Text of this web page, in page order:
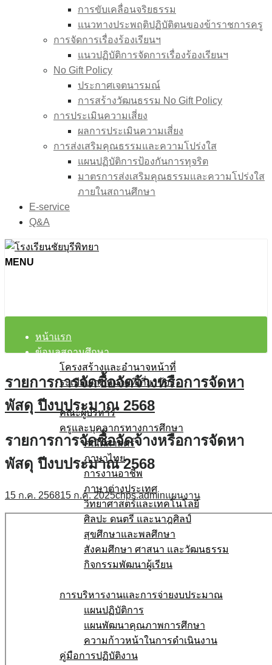
การขับเคลื่อนจริยธรรม
แนวทางประพฤติปฏิบัติตนของข้าราชการครู
การจัดการเรื่องร้องเรียนฯ
แนวปฏิบัติการจัดการเรื่องร้องเรียนฯ
No Gift Policy
ประกาศเจตนารมณ์
การสร้างวัฒนธรรม No Gift Policy
การประเมินความเสี่ยง
ผลการประเมินความเสี่ยง
การส่งเสริมคุณธรรมและความโปร่งใส
แผนปฏิบัติการป้องกันการทุจริต
มาตรการส่งเสริมคุณธรรมเเละความโปร่งใส
ภายในสถานศึกษา
E-service
Q&A
MENU
หน้าแรก
ข้อมูลสถานศึกษา
โครงสร้างและอำนาจหน้าที่
ระเบียบ/กฎหมายที่เกี่ยวข้อง
บุคลากร
คณะผู้บริหาร
ครูและบุคลากรทางการศึกษา
คณิตศาสตร์
ภาษาไทย
การงานอาชีพ
ภาษาต่างประเทศ
วิทยาศาสตร์และเทคโนโลยี
ศิลปะ ดนตรี และนาฎศิลป์
สุขศึกษาและพลศึกษา
สังคมศึกษา ศาสนา และวัฒนธรรม
กิจกรรมพัฒนาผู้เรียน
การบริหารงานและการจ่ายงบประมาณ
แผนปฏิบัติการ
แผนพัฒนาคุณภาพการศึกษา
ความก้าวหน้าในการดำเนินงาน
คู่มือการปฏิบัติงาน
รายการการจัดซื้อจัดจ้างหรือการจัดหา
พัสดุ ปีงบประมาณ 2568
รายการการจัดซื้อจัดจ้างหรือการจัดหา
พัสดุ ปีงบประมาณ 2568
15 ก.ค. 256815 ก.ค. 2025chps.adminแผนงาน